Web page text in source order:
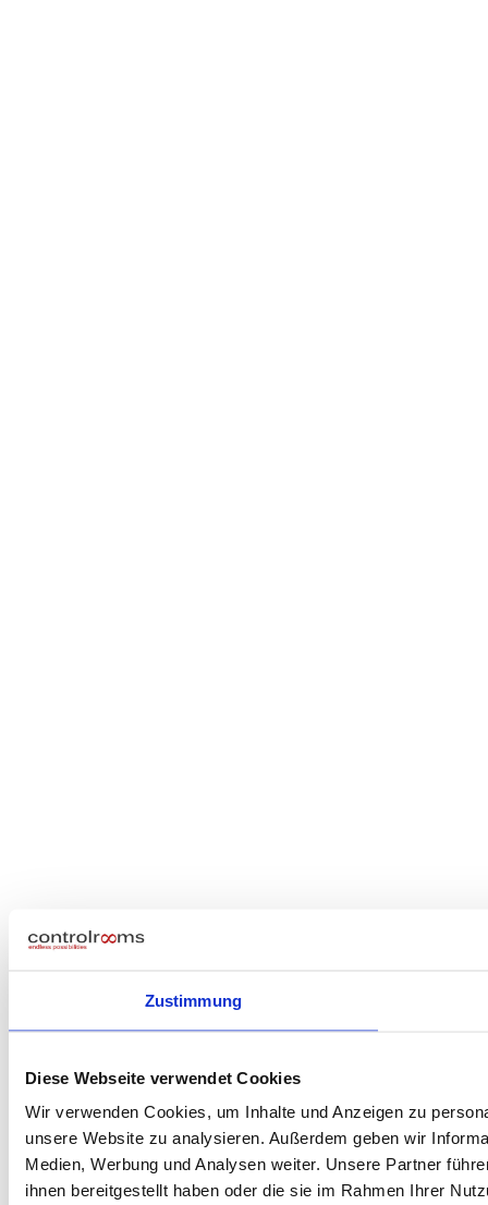
Zustimmung
Diese Webseite verwendet Cookies
Wir verwenden Cookies, um Inhalte und Anzeigen zu
unsere Website zu analysieren. Außerdem geben wir
Medien, Werbung und Analysen weiter. Unsere Partner
ihnen bereitgestellt haben oder die sie im Rahmen Ihrer